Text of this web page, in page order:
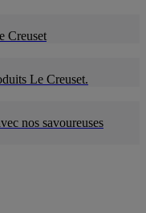
Creuset
Le Creuset.
nos savoureuses